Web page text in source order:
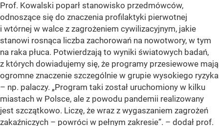
Prof. Kowalski poparł stanowisko przedmówców,
odnoszące się do znaczenia profilaktyki pierwotnej
i wtórnej w walce z zagrożeniem cywilizacyjnym, jakie
stanowi rosnąca liczba zachorowań na nowotwory, w tym
na raka płuca. Potwierdzają to wyniki światowych badań,
z których dowiadujemy się, że programy przesiewowe mają
ogromne znaczenie szczególnie w grupie wysokiego ryzyka
– np. palaczy. „Program taki został uruchomiony w kilku
miastach w Polsce, ale z powodu pandemii realizowany
jest szczątkowo. Liczę, że wraz z wygaszaniem zagrożeń
zakaźniczych – powróci w pełnym zakresie”. – dodał prof.